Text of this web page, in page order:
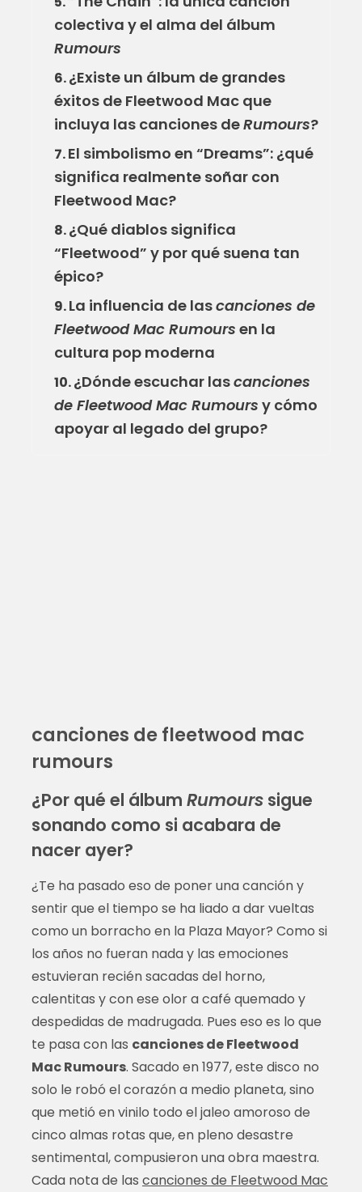
colectiva y el alma del álbum
Rumours
6.¿Existe un álbum de grandes
éxitos de Fleetwood Mac que
incluya las canciones deRumours?
7.El simbolismo en “Dreams”: ¿qué
significa realmente soñar con
Fleetwood Mac?
8.¿Qué diablos significa
“Fleetwood” y por qué suena tan
épico?
9.La influencia de lascanciones de
Fleetwood Mac Rumours en la
cultura pop moderna
10.¿Dónde escuchar lascanciones
de Fleetwood Mac Rumours y cómo
apoyar al legado del grupo?
canciones de fleetwood mac
rumours
¿Por qué el álbum Rumourssigue
sonando como si acabara de
nacer ayer?
¿Te ha pasado eso de poner una canción y
sentir que el tiempo se ha liado a dar vueltas
como un borracho en la Plaza Mayor? Como si
los años no fueran nada y las emociones
estuvieran recién sacadas del horno,
calentitas y con ese olor a café quemado y
despedidas de madrugada. Pues eso es lo que
te pasa con las canciones de Fleetwood
Mac Rumours. Sacado en 1977, este disco no
solo le robó el corazón a medio planeta, sino
que metió en vinilo todo el jaleo amoroso de
cinco almas rotas que, en pleno desastre
sentimental, compusieron una obra maestra.
Cada nota de las canciones de Fleetwood Mac